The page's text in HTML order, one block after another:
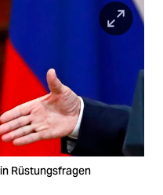
Rüstungsfragen